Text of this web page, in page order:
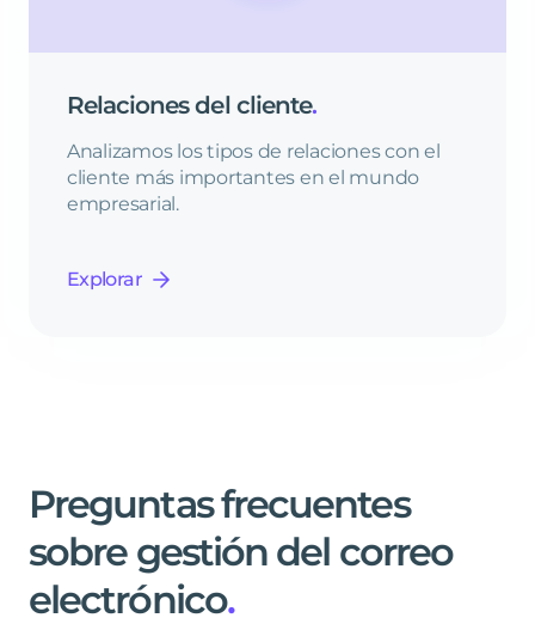
Relaciones del cliente.
Analizamos los tipos de relaciones con el
cliente más importantes en el mundo
empresarial.
Explorar
Preguntasfrecuentes
sobre gestión del correo
electrónico.